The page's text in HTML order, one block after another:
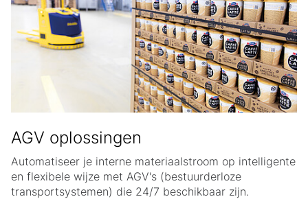
AGV oplossingen
Automatiseer je interne materiaalstroom op intelligente
en flexibele wijze met AGV's (bestuurderloze
transportsystemen) die 24/7 beschikbaar zijn.